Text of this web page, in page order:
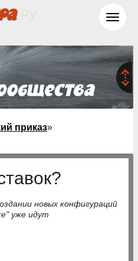
приказ»
новых конфигураций
уже идут